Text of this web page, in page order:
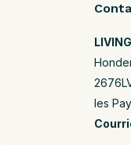
les